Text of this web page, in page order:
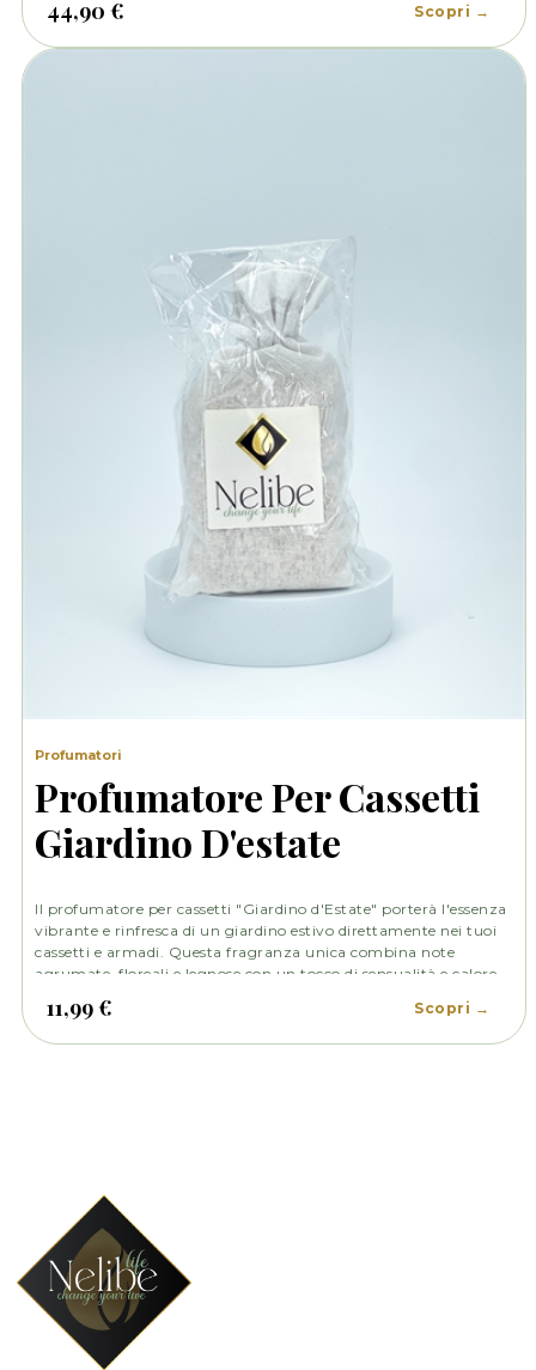
44,90 € Scopri →
Profumatori
Profumatore Per Cassetti
Giardino D'estate
Il profumatore per cassetti "Giardino d'Estate" porterà l'essenza
vibrante e rinfresca di un giardino estivo direttamente nei tuoi
cassetti e armadi. Questa fragranza unica combina note
agrumate, floreali e legnose con un tocco di sensualità e calore,
11,99 € Scopri →